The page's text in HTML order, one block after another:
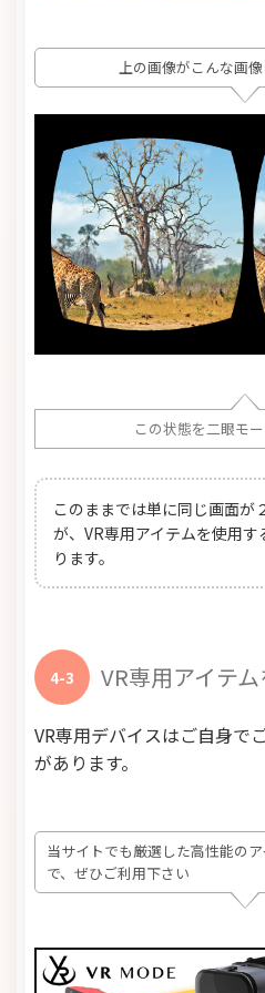
上の画像がこんな画像
この状態を二眼モー
このままでは単に同じ画面が
が、VR専用アイテムを使用
ります。
4-3 VR専用アイテ
VR専用デバイスはご自身で
があります。
当サイトでも厳選した高性能の
で、ぜひご利用下さい